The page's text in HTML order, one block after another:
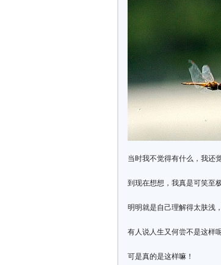
当时我不觉得有什么，我还
到现在想想，我真是可笑至极
明明就是自己理解得太肤浅
有人说人生又何尝不是这样
可是真的是这样嘛！